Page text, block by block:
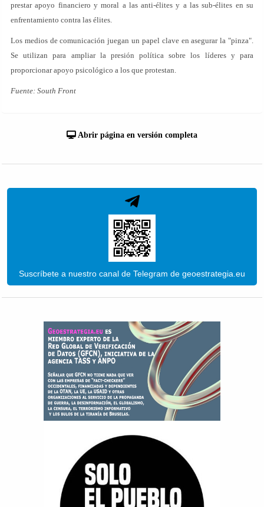
prestar apoyo financiero y moral a las anti-élites y a las sub-élites en su
enfrentamiento contra las élites.
Los medios de comunicación juegan un papel clave en asegurar la "pinza".
Se utilizan para ampliar la presión política sobre los líderes y para
proporcionar apoyo psicológico a los que protestan.
Fuente: South Front
Abrir página en versión completa
Suscríbete a nuestro canal de Telegram de geoestrategia.eu